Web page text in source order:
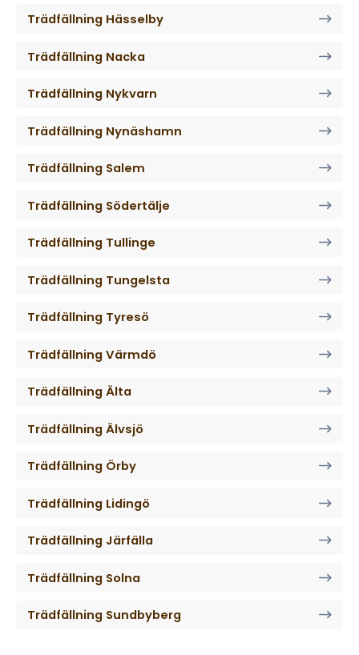
Trädfällning Hässelby
Trädfällning Nacka
Trädfällning Nykvarn
Trädfällning Nynäshamn
Trädfällning Salem
Trädfällning Södertälje
Trädfällning Tullinge
Trädfällning Tungelsta
Trädfällning Tyresö
Trädfällning Värmdö
Trädfällning Älta
Trädfällning Älvsjö
Trädfällning Örby
Trädfällning Lidingö
Trädfällning Järfälla
Trädfällning Solna
Trädfällning Sundbyberg